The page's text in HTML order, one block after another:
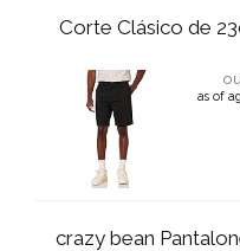
Corte Clásico de
as of
crazy bean